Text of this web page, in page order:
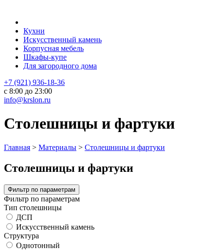
Кухни
Искусственный камень
Корпусная мебель
Шкафы-купе
Для загородного дома
+7 (921) 936-18-36
с 8:00 до 23:00
info@krslon.ru
Столешницы и фартуки
Главная > Материалы > Столешницы и фартуки
Столешницы и фартуки
Фильтр по параметрам
Фильтр по параметрам
Тип столешницы
ДСП
Искусственный камень
Структура
Однотонный